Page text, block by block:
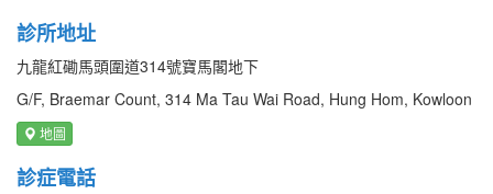
診所地址
九龍紅磡馬頭圍道314號寶馬閣地下
G/F, Braemar Count, 314 Ma Tau Wai Road, Hung Hom, Kowloon
地圖
診症電話